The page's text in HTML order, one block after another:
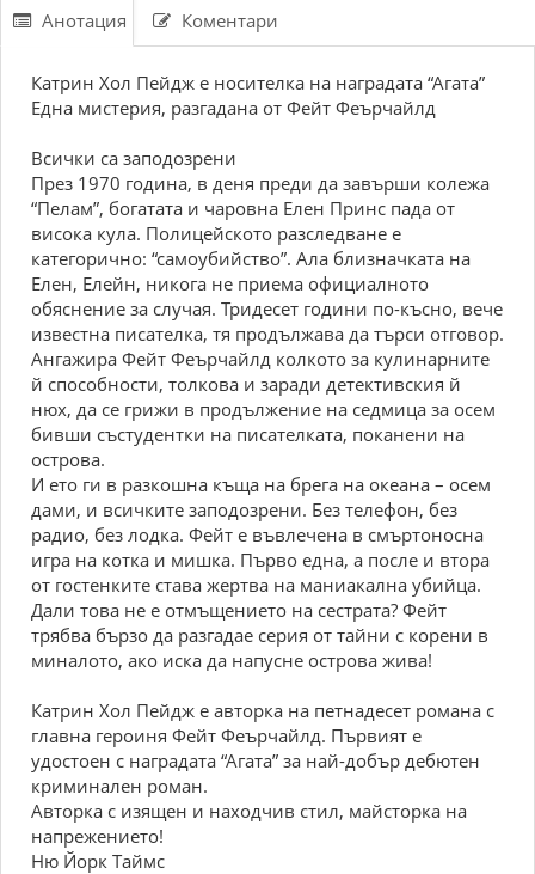
Анотация Коментари
Катрин Хол Пейдж е носителка на наградата “Агата”
Една мистерия, разгадана от Фейт Феърчайлд
Всички са заподозрени
През 1970 година, в деня преди да завърши колежа
“Пелам”, богатата и чаровна Елен Принс пада от
висока кула. Полицейското разследване е
категорично: “самоубийство”. Ала близначката на
Елен, Елейн, никога не приема официалното
обяснение за случая. Тридесет години по-късно, вече
известна писателка, тя продължава да търси отговор.
Ангажира Фейт Феърчайлд колкото за кулинарните
й способности, толкова и заради детективския й
нюх, да се грижи в продължение на седмица за осем
бивши състудентки на писателката, поканени на
острова.
И ето ги в разкошна къща на брега на океана – осем
дами, и всичките заподозрени. Без телефон, без
радио, без лодка. Фейт е въвлечена в смъртоносна
игра на котка и мишка. Първо една, а после и втора
от гостенките става жертва на маниакална убийца.
Дали това не е отмъщението на сестрата? Фейт
трябва бързо да разгадае серия от тайни с корени в
миналото, ако иска да напусне острова жива!
Катрин Хол Пейдж е авторка на петнадесет романа с
главна героиня Фейт Феърчайлд. Първият е
удостоен с наградата “Агата” за най-добър дебютен
криминален роман.
Авторка с изящен и находчив стил, майсторка на
напрежението!
Ню Йорк Таймс